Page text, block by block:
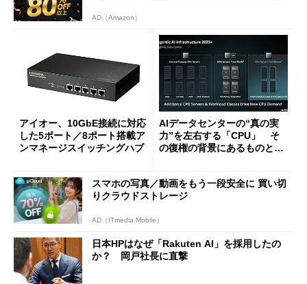
AD（Amazon）
アイオー、10GbE接続に対応
した5ポート／8ポート搭載ア
ンマネージスイッチングハブ
AIデータセンターの“真の実
力”を左右する「CPU」 そ
の復権の背景にあるものと
スマホの写真／動画をもう一段安全に 買い切
りクラウドストレージ
AD（ITmedia Mobile）
日本HPはなぜ「Rakuten AI」を採用したの
か？ 岡戸社長に直撃